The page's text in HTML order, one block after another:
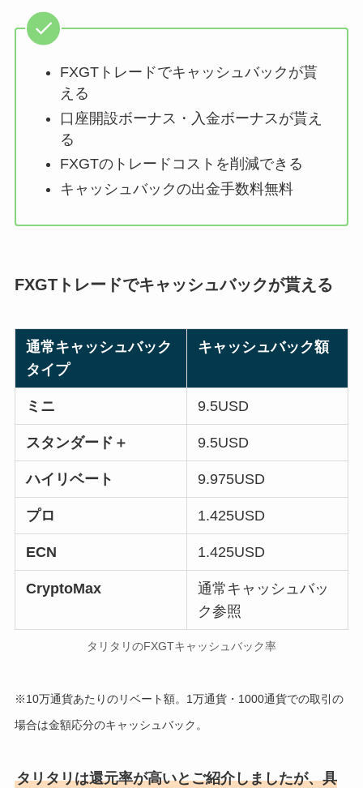
FXGTトレードでキャッシュバックが貰
える
口座開設ボーナス・入金ボーナスが貰え
る
FXGTのトレードコストを削減できる
キャッシュバックの出金手数料無料
FXGTトレードでキャッシュバックが貰える
通常キャッシュバック
タイプ
キャッシュバック額
ミニ 9.5USD
スタンダード＋ 9.5USD
ハイリベート 9.975USD
プロ 1.425USD
ECN 1.425USD
CryptoMax
通常キャッシュバッ
ク参照
タリタリのFXGTキャッシュバック率
※10万通貨あたりのリベート額。1万通貨・1000通貨での取引の
場合は金額応分のキャッシュバック。
タリタリは還元率が高いとご紹介しましたが、具